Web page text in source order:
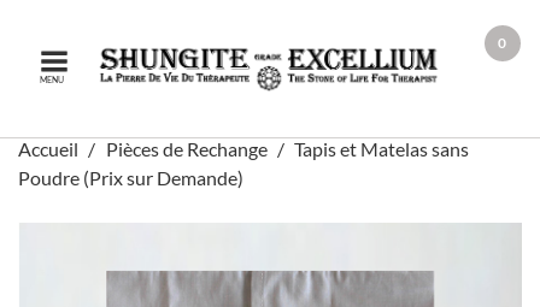
MENU
0
Accueil Pièces de Rechange
Tapis et Matelas sans
Poudre (Prix sur Demande)